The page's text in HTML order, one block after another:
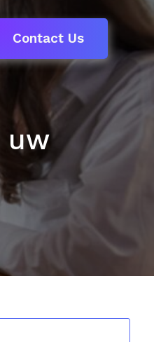
Contact Us
uw